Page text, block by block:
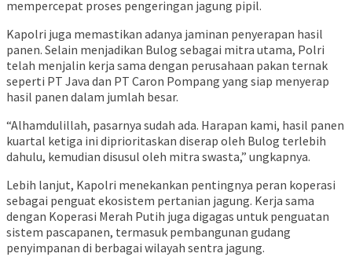
mempercepat proses pengeringan jagung pipil.
Kapolri juga memastikan adanya jaminan penyerapan hasil
panen. Selain menjadikan Bulog sebagai mitra utama, Polri
telah menjalin kerja sama dengan perusahaan pakan ternak
seperti PT Java dan PT Caron Pompang yang siap menyerap
hasil panen dalam jumlah besar.
“Alhamdulillah, pasarnya sudah ada. Harapan kami, hasil panen
kuartal ketiga ini diprioritaskan diserap oleh Bulog terlebih
dahulu, kemudian disusul oleh mitra swasta,” ungkapnya.
Lebih lanjut, Kapolri menekankan pentingnya peran koperasi
sebagai penguat ekosistem pertanian jagung. Kerja sama
dengan Koperasi Merah Putih juga digagas untuk penguatan
sistem pascapanen, termasuk pembangunan gudang
penyimpanan di berbagai wilayah sentra jagung.